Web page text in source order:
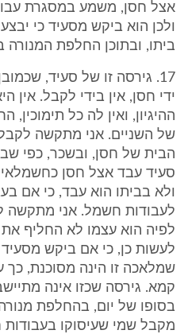
אצל חסן, משמע במסגרת
ולכן הוא ביקש מסעיד כי
ביתו, ובתוכן החלפת המנורה
17. גירסה זו של סעיד,
ידי חסן, אין בידי לקבל. אין
ההיגיון, ואין לה כל תימוכין,
של השניים. אני מתקשה
הבית של חסן, ובשכר, כפי
סעיד עבד אצל חסן
ולא בביתו הוא עבד, כי אם
לעבודות חשמל. אני מתקשה
לפיה הוא עצמו לא החליף את
לעשות כן, כי אם ביקש מסעיד
שמלאכה זו הינה מסוכנת, כך
קמא. גירסה שכזו אינה
בסופו של יום, בהחלפת מנורה
מקבל שמי שעיסוקו